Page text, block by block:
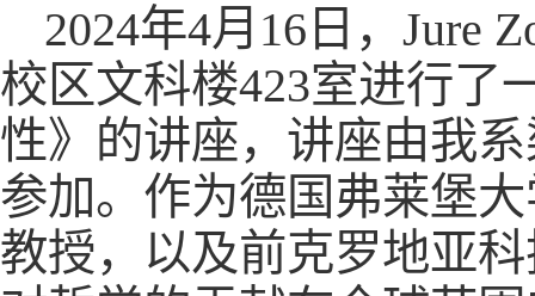
2024年4月16日，Jure
校区文科楼423室进行了
性》的讲座，讲座由我
参加。作为德国弗莱堡
教授，以及前克罗地亚